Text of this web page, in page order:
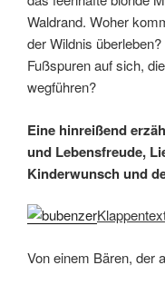
Henry N. Brown wird
geboren. Er erblickt
Auge angenäht wird.
Eine Odyssee durch
Jahrhundert, durch
Sehnsucht und Glück
Und überall, wo Henry
jemanden, der ihnen